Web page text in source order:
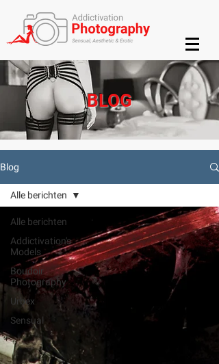
BLOG
Blog
Alle berichten
Addictivation's
Models
Boudoir
Photography
Urbex
Sensual
Alle berichten